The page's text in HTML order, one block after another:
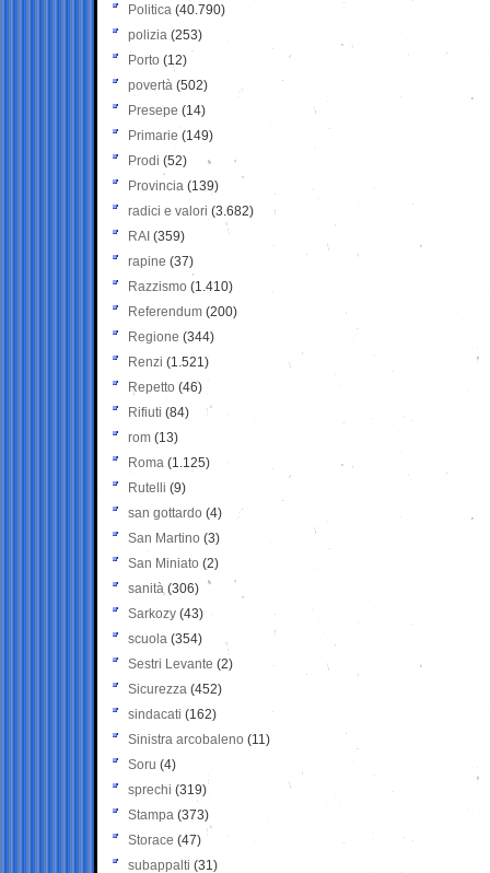
Politica (40.790)
polizia (253)
Porto (12)
povertà (502)
Presepe (14)
Primarie (149)
Prodi (52)
Provincia (139)
radici e valori (3.682)
RAI (359)
rapine (37)
Razzismo (1.410)
Referendum (200)
Regione (344)
Renzi (1.521)
Repetto (46)
Rifiuti (84)
rom (13)
Roma (1.125)
Rutelli (9)
san gottardo (4)
San Martino (3)
San Miniato (2)
sanità (306)
Sarkozy (43)
scuola (354)
Sestri Levante (2)
Sicurezza (452)
sindacati (162)
Sinistra arcobaleno (11)
Soru (4)
sprechi (319)
Stampa (373)
Storace (47)
subappalti (31)